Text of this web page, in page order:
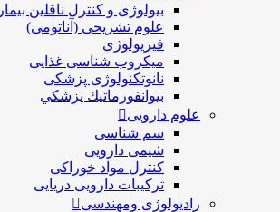
بیولوژی و کنترل ناقلین
علوم تشریحی (آناتومی)
فیزیولوژی
ميكروب شناسی غذایی
نانوتکنولوژی پزشکی
بيوانفورماتيك پزشكي
علوم دارویی
سم شناسی
شیمی دارویی
کنترل مواد خوراکی
ترکیبات دارویی دریایی
رادیولوژی ومهندسی